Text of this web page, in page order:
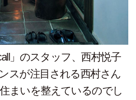
」のスタッフ、西村悦子
スが注目される西村さん
まいを整えているのでし